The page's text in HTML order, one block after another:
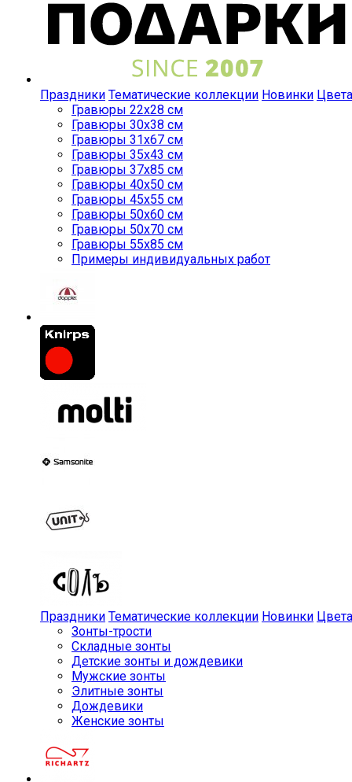
Праздники Тематические коллекции Новинки Цвета
Гравюры 22x28 см
Гравюры 30x38 см
Гравюры 31x67 см
Гравюры 35x43 см
Гравюры 37x85 см
Гравюры 40x50 см
Гравюры 45x55 см
Гравюры 50x60 см
Гравюры 50x70 см
Гравюры 55x85 см
Примеры индивидуальных работ
Праздники Тематические коллекции Новинки Цвета
Зонты-трости
Складные зонты
Детские зонты и дождевики
Мужские зонты
Элитные зонты
Дождевики
Женские зонты